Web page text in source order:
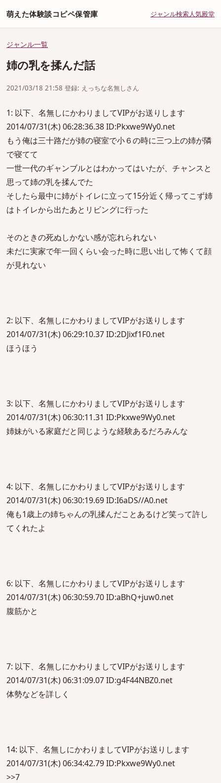
萌えた体験談コピペ保管庫 ジャンル検索人気殿堂
ジャンル一覧
姉の乳を揉んだ話
2021/03/18 21:58 登録: えっちな名無しさん
1: 以下、名無しにかわりましてVIPがお送りします
2014/07/31(木) 06:28:36.38 ID:Pkxwe9Wy0.net
もう俺は三十路だが姉の寝室で小６の時に三つ上の姉が隣
で寝てて
一世一代のギャンブルとはわかってはいたが、チャンスと
思って姉の乳を揉んでた
そしたら最中に姉がトイレに立って15分近く帰ってこず姉
はトイレから出たあとリビングに行った
そのときの死ぬしかない感が忘れられない
未だに実家で年一回くらい会った時に思い出して怖くて顔
が見れない
2: 以下、名無しにかわりましてVIPがお送りします
2014/07/31(木) 06:29:10.37 ID:2DJixf1F0.net
ほうほう
3: 以下、名無しにかわりましてVIPがお送りします
2014/07/31(木) 06:30:11.31 ID:Pkxwe9Wy0.net
姉妹がいる家庭だと同じような経験あるだろみんな
4: 以下、名無しにかわりましてVIPがお送りします
2014/07/31(木) 06:30:19.69 ID:I6aDS//A0.net
俺も1歳上の姉ちゃんの乳揉んだことあるけど笑って許し
てくれたよ
6: 以下、名無しにかわりましてVIPがお送りします
2014/07/31(木) 06:30:59.70 ID:aBhQ+juw0.net
腹筋かと
7: 以下、名無しにかわりましてVIPがお送りします
2014/07/31(木) 06:31:09.07 ID:g4F44NBZ0.net
体勢などを詳しく
14: 以下、名無しにかわりましてVIPがお送りします
2014/07/31(木) 06:34:42.79 ID:Pkxwe9Wy0.net
>>7